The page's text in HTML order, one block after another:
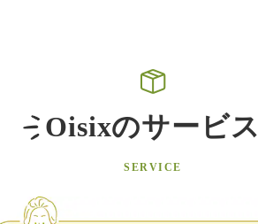
Oisixのサービス
SERVICE